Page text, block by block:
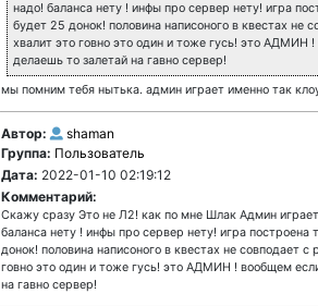
надо! баланса нету ! инфы про сервер нету! игра
будет 25 донок! половина написоного в квестах не
хвалит это говно это один и тоже гусь! это
делаешь то залетай на гавно сервер!
мы помним тебя нытька. админ играет именно так
Автор:
shaman
Группа: Пользователь
Дата: 2022-01-10 02:19:12
Комментарий:
Скажу сразу Это не Л2! как по мне Шлак Админ
баланса нету ! инфы про сервер нету! игра
донок! половина написоного в квестах не совподает
говно это один и тоже гусь! это АДМИН ! вообщем
на гавно сервер!